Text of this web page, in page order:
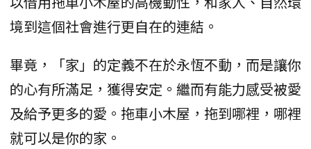
境到這個社會進行更自在的連結。
畢竟，「家」的定義不在於永恆不動，而是讓你
的心有所滿足，獲得安定。繼而有能力感受被愛
及給予更多的愛。拖車小木屋，拖到哪裡，哪裡
就可以是你的家。